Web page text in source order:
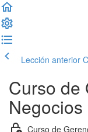
Lección anterior
Curso de
Negocios
Curso de